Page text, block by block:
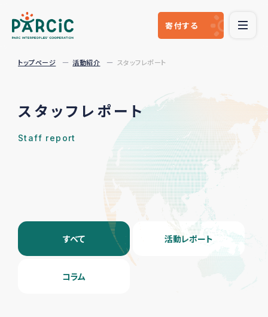
寄付する
トップページ 活動紹介 スタッフレポート
スタッフレポート
Staff report
すべて 活動レポート
コラム